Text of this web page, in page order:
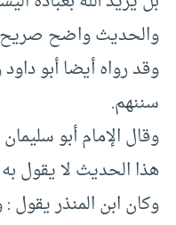
والحديث واضح صريح
وقد رواه أيضا أبو
سننهم.
وقال الإمام أبو
هذا الحديث لا يقول به
وكان ابن المنذر